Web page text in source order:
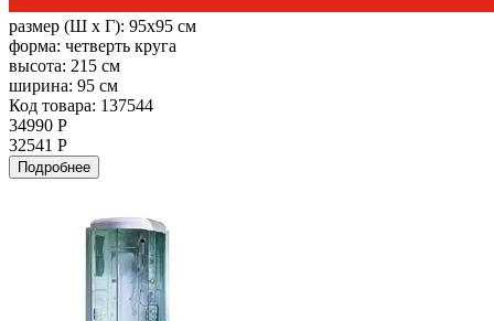
размер (Ш х Г): 95x95 см
форма: четверть круга
высота: 215 см
ширина: 95 см
Код товара: 137544
34990 Р
32541 Р
Подробнее